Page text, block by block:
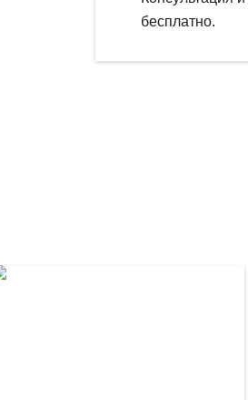
бесплатно.